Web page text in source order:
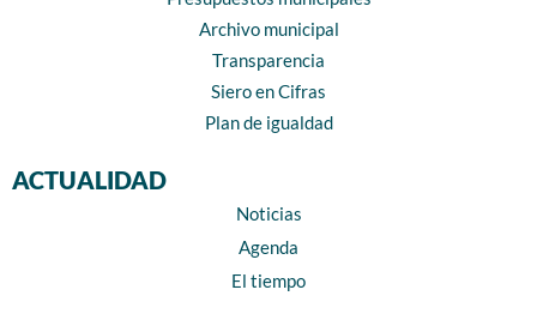
Archivo municipal
Transparencia
Siero en Cifras
Plan de igualdad
ACTUALIDAD
Noticias
Agenda
El tiempo